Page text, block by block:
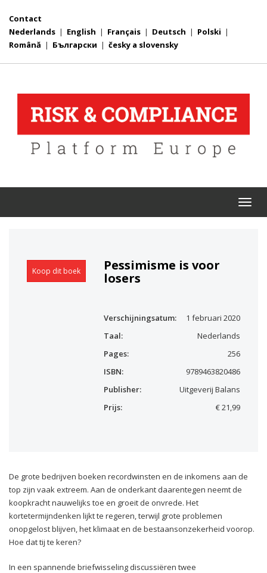
Contact
Nederlands | English | Français | Deutsch | Polski |
Română | Български | česky a slovensky
Koop dit boek
Pessimisme is voor
losers
Verschijningsatum:
1 februari 2020
Taal:
Nederlands
Pages:
256
ISBN:
9789463820486
Publisher:
Uitgeverij Balans
Prijs:
€ 21,99
De grote bedrijven boeken recordwinsten en de inkomens aan de
top zijn vaak extreem. Aan de onderkant daarentegen neemt de
koopkracht nauwelijks toe en groeit de onvrede. Het
kortetermijndenken lijkt te regeren, terwijl grote problemen
onopgelost blijven, het klimaat en de bestaansonzekerheid voorop.
Hoe dat tij te keren?
In een spannende briefwisseling discussiëren twee